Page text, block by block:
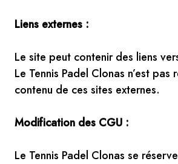
Liens externes :
Le site peut contenir des liens
Le Tennis Padel Clonas n’est pas
contenu de ces sites externes.
Modification des CGU :
Le Tennis Padel Clonas se